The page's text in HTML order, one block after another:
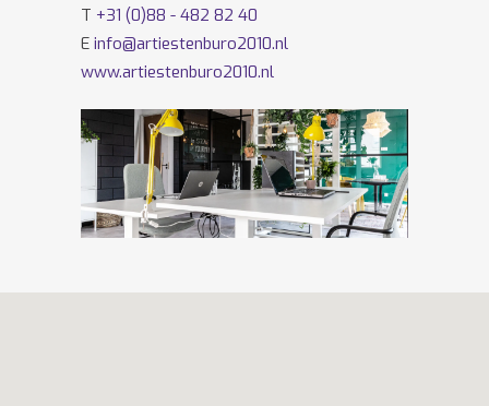
T +31 (0)88 - 482 82 40
E info@artiestenburo2010.nl
www.artiestenburo2010.nl
Volg ons ook opFacebookenTwitter